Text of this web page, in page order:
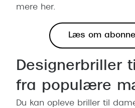
mere her.
Læs om
Designerbriller
fra populære
Du kan opleve briller til